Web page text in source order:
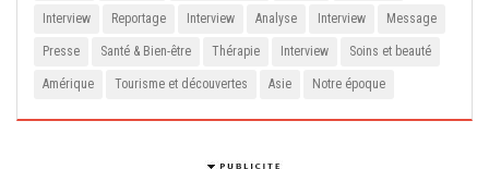
Interview Reportage Interview Analyse Interview Message
Presse Santé & Bien-être Thérapie Interview Soins et beauté
Amérique Tourisme et découvertes Asie Notre époque